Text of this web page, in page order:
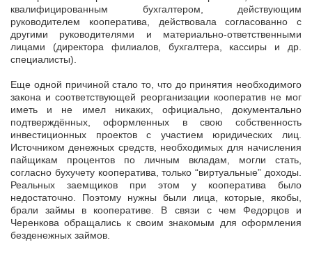
квалифицированным бухгалтером, действующим
руководителем кооператива, действовала согласованно с
другими руководителями и материально-ответственными
лицами (директора филиалов, бухгалтера, кассиры и др.
специалисты).
Еще одной причиной стало то, что до принятия необходимого
закона и соответствующей реорганизации кооператив не мог
иметь и не имел никаких, официально, документально
подтверждённых, оформленных в свою собственность
инвестиционных проектов с участием юридических лиц.
Источником денежных средств, необходимых для начисления
пайщикам процентов по личным вкладам, могли стать,
согласно бухучету кооператива, только “виртуальные” доходы.
Реальных заемщиков при этом у кооператива было
недостаточно. Поэтому нужны были лица, которые, якобы,
брали займы в кооперативе. В связи с чем Федорцов и
Черенкова обращались к своим знакомым для оформления
безденежных займов.